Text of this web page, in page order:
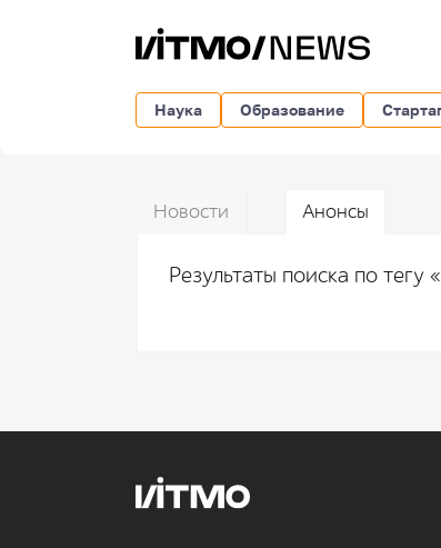
Наука Образование
Новости Анонсы
Результаты поиска по тегу